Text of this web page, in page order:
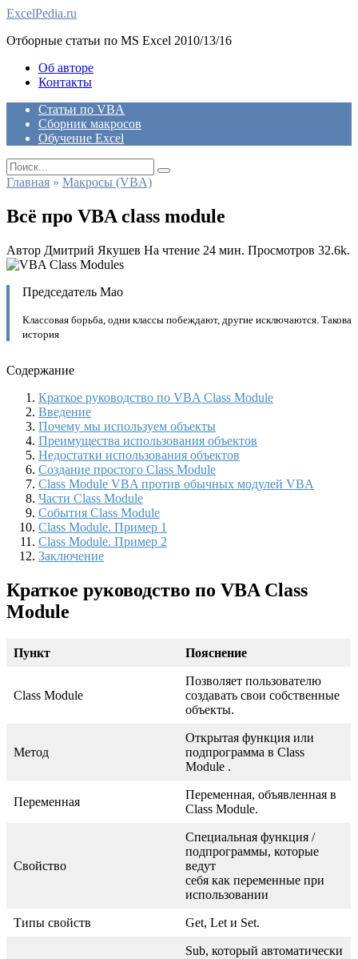
Skip
content
ExcelPedia.ru
Отборные статьи по MS Excel 2010/13/16
Об авторе
Контакты
Статьи по VBA
Сборник макросов
Обучение Excel
Search
for:
Главная » Макросы (VBA)
Всё про VBA class module
Автор Дмитрий Якушев На чтение 24 мин. Просмотров 32.6k.
Председатель Мао
Классовая борьба, одни классы побеждают, другие исключаются. Такова
история
Содержание
Краткое руководство по VBA Class Module
Введение
Почему мы используем объекты
Преимущества использования объектов
Недостатки использования объектов
Создание простого Class Module
Class Module VBA против обычных модулей VBA
Части Class Module
События Class Module
Class Module. Пример 1
Class Module. Пример 2
Заключение
Краткое руководство по VBA Class
Module
Пункт Пояснение
Class Module
Позволяет пользователю
создавать свои собственные
объекты.
Метод
Открытая функция или
подпрограмма в Class
Module .
Переменная
Переменная, объявленная в
Class Module.
Свойство
Специальная функция /
подпрограммы, которые
ведут
себя как переменные при
использовании
Типы свойств Get, Let и Set.
Sub, который автоматически